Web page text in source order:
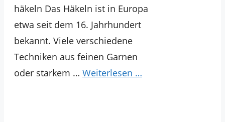
häkeln Das Häkeln ist in Europa
etwa seit dem 16. Jahrhundert
bekannt. Viele verschiedene
Techniken aus feinen Garnen
oder starkem … Weiterlesen …